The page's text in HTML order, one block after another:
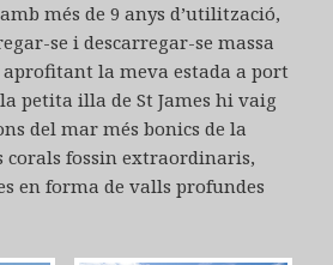
més de 9 anys d’utilització,
se i descarregar-se massa
aprofitant la meva estada a port
petita illa de St James hi vaig
del mar més bonics de la
corals fossin extraordinaris,
en forma de valls profundes